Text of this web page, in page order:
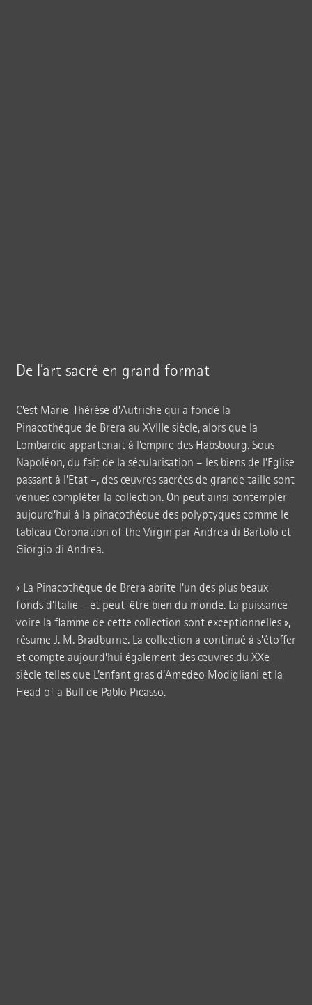
De l’art sacré en grand format
C’est Marie-Thérèse d’Autriche qui a fondé la
Pinacothèque de Brera au XVIIIe siècle, alors que la
Lombardie appartenait à l’empire des Habsbourg. Sous
Napoléon, du fait de la sécularisation – les biens de l’Eglise
passant à l’Etat –, des œuvres sacrées de grande taille sont
venues compléter la collection. On peut ainsi contempler
aujourd’hui à la pinacothèque des polyptyques comme le
tableau Coronation of the Virgin par Andrea di Bartolo et
Giorgio di Andrea.
« La Pinacothèque de Brera abrite l’un des plus beaux
fonds d’Italie – et peut-être bien du monde. La puissance
voire la flamme de cette collection sont exceptionnelles »,
résume J. M. Bradburne. La collection a continué à s’étoffer
et compte aujourd’hui également des œuvres du XXe
siècle telles que L’enfant gras d’Amedeo Modigliani et la
Head of a Bull de Pablo Picasso.